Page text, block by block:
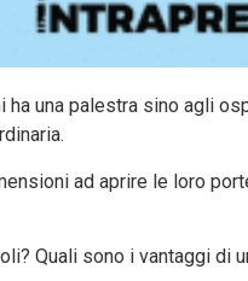
una palestra sino agli
ad aprire le loro
Quali sono i vantaggi di